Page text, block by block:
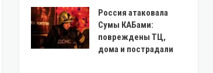
Россия атаковала
Сумы КАБами:
повреждены ТЦ,
дома и пострадали